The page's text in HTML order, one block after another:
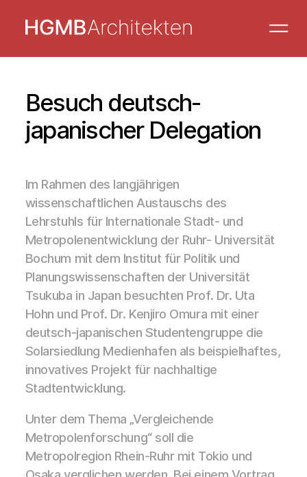
Besuch deutsch-
japanischer Delegation
Im Rahmen des langjährigen
wissenschaftlichen Austauschs des
Lehrstuhls für Internationale Stadt- und
Metropolenentwicklung der Ruhr- Universität
Bochum mit dem Institut für Politik und
Planungswissenschaften der Universität
Tsukuba in Japan besuchten Prof. Dr. Uta
Hohn und Prof. Dr. Kenjiro Omura mit einer
deutsch-japanischen Studentengruppe die
Solarsiedlung Medienhafen als beispielhaftes,
innovatives Projekt für nachhaltige
Stadtentwicklung.
Unter dem Thema „Vergleichende
Metropolenforschung“ soll die
Metropolregion Rhein-Ruhr mit Tokio und